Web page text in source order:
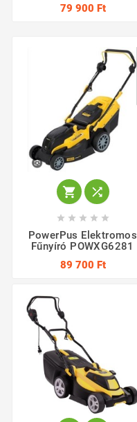
79 900 Ft
 
    
PowerPus Elektromos
Fűnyíró POWXG6281
89 700 Ft